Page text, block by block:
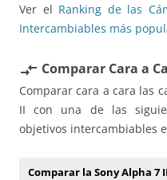
Ver el Ranking de las
Intercambiables más
compare_arrows Comparar Cara a
Comparar cara a cara las
II con una de las
objetivos intercambiables
Comparar la Sony Alpha 7